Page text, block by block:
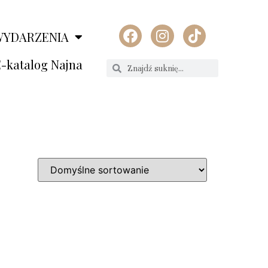
katalog Najna